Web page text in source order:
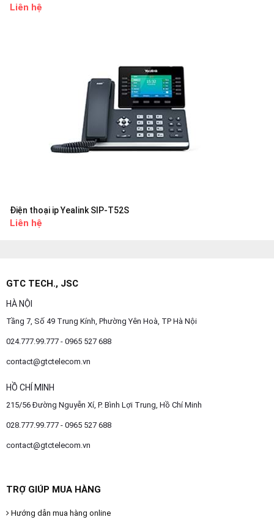
Liên hệ
Điện thoại ip Yealink SIP-T52S
Liên hệ
GTC TECH., JSC
HÀ NỘI
Tầng 7, Số 49 Trung Kính, Phường Yên Hoà, TP Hà Nội
024.777.99.777 - 0965 527 688
contact@gtctelecom.vn
HỒ CHÍ MINH
215/56 Đường Nguyễn Xí, P. Bình Lợi Trung, Hồ Chí Minh
028.777.99.777 - 0965 527 688
contact@gtctelecom.vn
TRỢ GIÚP MUA HÀNG
Hướng dẫn mua hàng online